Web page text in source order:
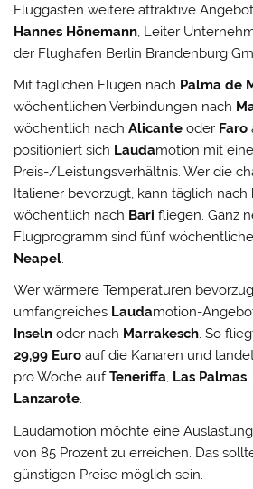
Fluggästen weitere attraktive
Hannes Hönemann, Leiter
der Flughafen Berlin Brandenburg
Mit täglichen Flügen nach Palma de
wöchentlichen Verbindungen nach
wöchentlich nachAlicante oder Faro
positioniert sich Laudamotion mit
Preis-/Leistungsverhältnis. Wer die
Italiener bevorzugt, kann täglich nach
wöchentlich nach Bari fliegen. Ganz
Flugprogramm sind fünf
Neapel.
Wer wärmere Temperaturen
umfangreiches Laudamotion-
Inseln oder nach Marrakesch. So
29,99 Euro auf die Kanaren und
pro Woche aufTeneriffa, Las Palmas,
Lanzarote.
Laudamotion möchte eine
von 85 Prozent zu erreichen. Das
günstigen Preise möglich sein.